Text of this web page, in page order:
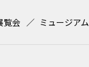
覧会 ミュージアム